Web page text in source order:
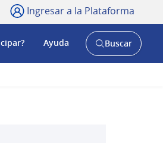
Ingresar a la Plataforma
Ayuda
AbrirBuscar